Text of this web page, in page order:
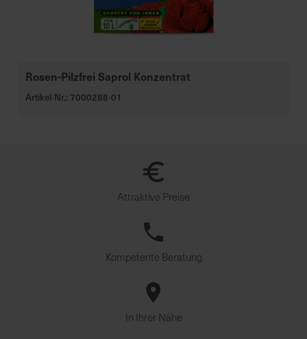
Rosen-Pilzfrei Saprol Konzentrat
Artikel-Nr.: 7000288-01
Attraktive Preise
Kompetente Beratung
In Ihrer Nähe